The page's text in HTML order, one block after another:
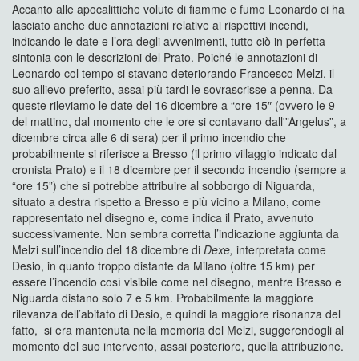
Accanto alle apocalittiche volute di fiamme e fumo Leonardo ci ha
lasciato anche due annotazioni relative ai rispettivi incendi,
indicando le date e l’ora degli avvenimenti, tutto ciò in perfetta
sintonia con le descrizioni del Prato. Poiché le annotazioni di
Leonardo col tempo si stavano deteriorando Francesco Melzi, il
suo allievo preferito, assai più tardi le sovrascrisse a penna. Da
queste rileviamo le date del 16 dicembre a “ore 15″ (ovvero le 9
del mattino, dal momento che le ore si contavano dall'”Angelus”, a
dicembre circa alle 6 di sera) per il primo incendio che
probabilmente si riferisce a Bresso (il primo villaggio indicato dal
cronista Prato) e il 18 dicembre per il secondo incendio (sempre a
“ore 15”) che si potrebbe attribuire al sobborgo di Niguarda,
situato a destra rispetto a Bresso e più vicino a Milano, come
rappresentato nel disegno e, come indica il Prato, avvenuto
successivamente. Non sembra corretta l’indicazione aggiunta da
Melzi sull’incendio del 18 dicembre di Dexe, interpretata come
Desio, in quanto troppo distante da Milano (oltre 15 km) per
essere l’incendio così visibile come nel disegno, mentre Bresso e
Niguarda distano solo 7 e 5 km. Probabilmente la maggiore
rilevanza dell’abitato di Desio, e quindi la maggiore risonanza del
fatto, si era mantenuta nella memoria del Melzi, suggerendogli al
momento del suo intervento, assai posteriore, quella attribuzione.